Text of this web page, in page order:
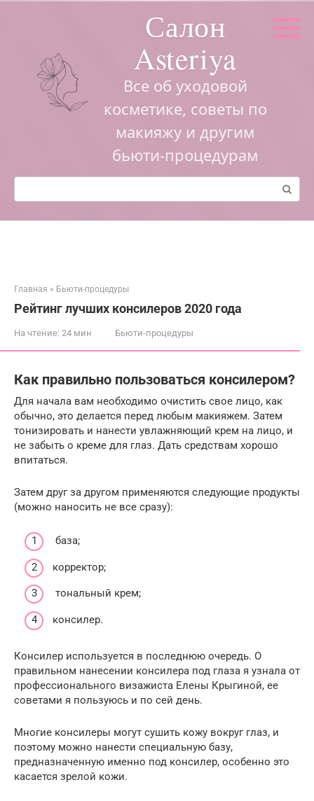
Салон
Asteriya
Все об уходовой
косметике, советы по
макияжу и другим
бьюти-процедурам
Поиск:
Главная » Бьюти-процедуры
Рейтинг лучших консилеров 2020 года
На чтение: 24 мин Бьюти-процедуры
Как правильно пользоваться консилером?
Для начала вам необходимо очистить свое лицо, как
обычно, это делается перед любым макияжем. Затем
тонизировать и нанести увлажняющий крем на лицо, и
не забыть о креме для глаз. Дать средствам хорошо
впитаться.
Затем друг за другом применяются следующие продукты
(можно наносить не все сразу):
база;
корректор;
тональный крем;
консилер.
Консилер используется в последнюю очередь. О
правильном нанесении консилера под глаза я узнала от
профессионального визажиста Елены Крыгиной, ее
советами я пользуюсь и по сей день.
Многие консилеры могут сушить кожу вокруг глаз, и
поэтому можно нанести специальную базу,
предназначенную именно под консилер, особенно это
касается зрелой кожи.